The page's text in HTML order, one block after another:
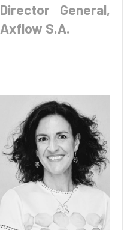
Director General,
Axflow S.A.